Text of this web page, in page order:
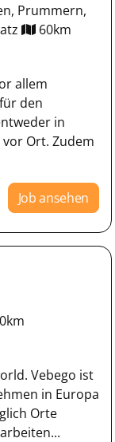
Prummern,
60km
allem
den
in
Ort. Zudem
Job ansehen
Vebego ist
in Europa
Orte